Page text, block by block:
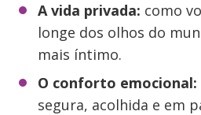
A vida privada: como
longe dos olhos do
mais íntimo.
O conforto emocional:
segura, acolhida e em